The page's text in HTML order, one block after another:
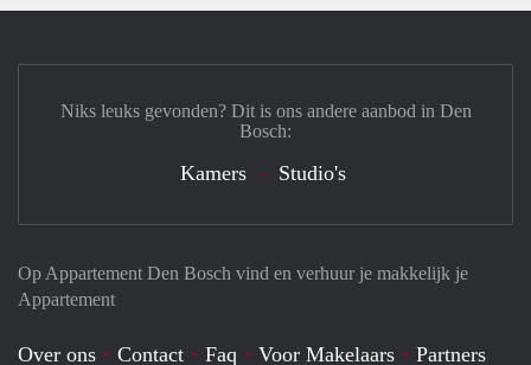
Op Appartement Den Bosch vind en verhuur je makkelijk je
Appartement
Over ons Contact Faq Voor Makelaars Partners
Niks leuks gevonden? Dit is ons andere aanbod in Den
Bosch:
Kamers Studio's